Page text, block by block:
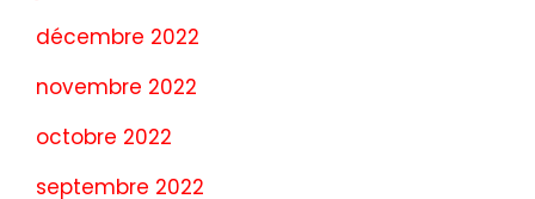
décembre 2022
novembre 2022
octobre 2022
septembre 2022